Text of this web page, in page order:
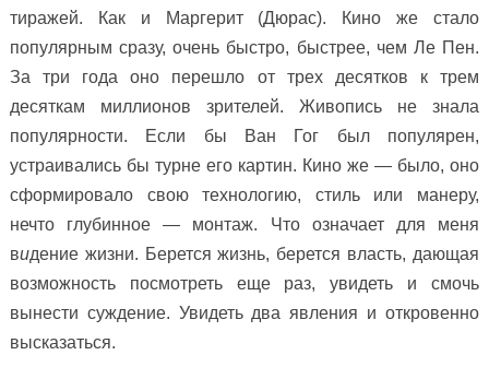
тиражей. Как и Маргерит (Дюрас). Кино же стало
популярным сразу, очень быстро, быстрее, чем Ле Пен.
За три года оно перешло от трех десятков к трем
десяткам миллионов зрителей. Живопись не знала
популярности. Если бы Ван Гог был популярен,
устраивались бы турне его картин. Кино же — было, оно
сформировало свою технологию, стиль или манеру,
нечто глубинное — монтаж. Что означает для меня
видение жизни. Берется жизнь, берется власть, дающая
возможность посмотреть еще раз, увидеть и смочь
вынести суждение. Увидеть два явления и откровенно
высказаться.